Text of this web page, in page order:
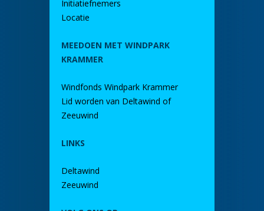
Initiatiefnemers
Locatie
MEEDOEN MET WINDPARK
KRAMMER
Windfonds Windpark Krammer
Lid worden van Deltawind of
Zeeuwind
LINKS
Deltawind
Zeeuwind